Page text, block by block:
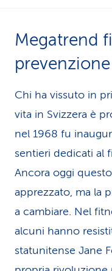
Megatrend
Chi ha vissuto in
vita in Svizzera è
nel 1968 fu
sentieri dedicati al
Ancora oggi
apprezzato, ma la
a cambiare. Nel
alcuni hanno
statunitense Jane